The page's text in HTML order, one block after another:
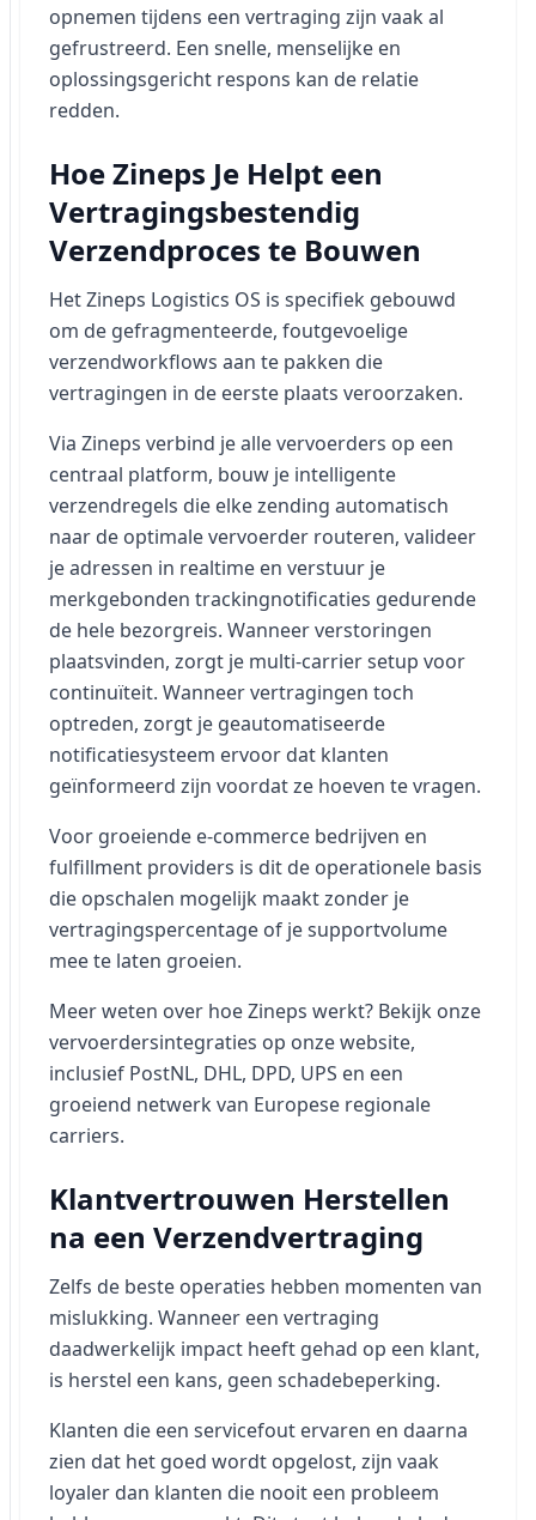
opnemen tijdens een vertraging zijn vaak al
gefrustreerd. Een snelle, menselijke en
oplossingsgericht respons kan de relatie
redden.
Hoe Zineps Je Helpt een
Vertragingsbestendig
Verzendproces te Bouwen
Het Zineps Logistics OS is specifiek gebouwd
om de gefragmenteerde, foutgevoelige
verzendworkflows aan te pakken die
vertragingen in de eerste plaats veroorzaken.
Via Zineps verbind je alle vervoerders op een
centraal platform, bouw je intelligente
verzendregels die elke zending automatisch
naar de optimale vervoerder routeren, valideer
je adressen in realtime en verstuur je
merkgebonden trackingnotificaties gedurende
de hele bezorgreis. Wanneer verstoringen
plaatsvinden, zorgt je multi-carrier setup voor
continuïteit. Wanneer vertragingen toch
optreden, zorgt je geautomatiseerde
notificatiesysteem ervoor dat klanten
geïnformeerd zijn voordat ze hoeven te vragen.
Voor groeiende e-commerce bedrijven en
fulfillment providers is dit de operationele basis
die opschalen mogelijk maakt zonder je
vertragingspercentage of je supportvolume
mee te laten groeien.
Meer weten over hoe Zineps werkt? Bekijk onze
vervoerdersintegraties op onze website,
inclusief PostNL, DHL, DPD, UPS en een
groeiend netwerk van Europese regionale
carriers.
Klantvertrouwen Herstellen
na een Verzendvertraging
Zelfs de beste operaties hebben momenten van
mislukking. Wanneer een vertraging
daadwerkelijk impact heeft gehad op een klant,
is herstel een kans, geen schadebeperking.
Klanten die een servicefout ervaren en daarna
zien dat het goed wordt opgelost, zijn vaak
loyaler dan klanten die nooit een probleem